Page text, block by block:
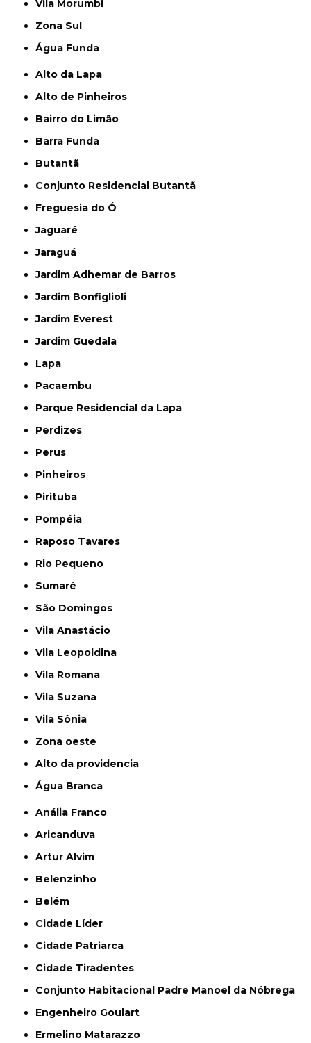
Vila Morumbi
Zona Sul
Água Funda
Alto da Lapa
Alto de Pinheiros
Bairro do Limão
Barra Funda
Butantã
Conjunto Residencial Butantã
Freguesia do Ó
Jaguaré
Jaraguá
Jardim Adhemar de Barros
Jardim Bonfiglioli
Jardim Everest
Jardim Guedala
Lapa
Pacaembu
Parque Residencial da Lapa
Perdizes
Perus
Pinheiros
Pirituba
Pompéia
Raposo Tavares
Rio Pequeno
Sumaré
São Domingos
Vila Anastácio
Vila Leopoldina
Vila Romana
Vila Suzana
Vila Sônia
Zona oeste
alto da providencia
Água Branca
Anália Franco
Aricanduva
Artur Alvim
Belenzinho
Belém
Cidade Líder
Cidade Patriarca
Cidade Tiradentes
Conjunto Habitacional Padre Manoel da Nóbrega
Engenheiro Goulart
Ermelino Matarazzo